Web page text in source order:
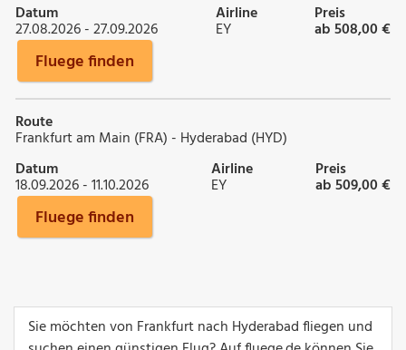
Datum
27.08.2026 - 27.09.2026
Airline
EY
Preis
ab 508,00 €
Fluege finden
Route
Frankfurt am Main (FRA) - Hyderabad (HYD)
Datum
18.09.2026 - 11.10.2026
Airline
EY
Preis
ab 509,00 €
Fluege finden
Sie möchten von Frankfurt nach Hyderabad fliegen und